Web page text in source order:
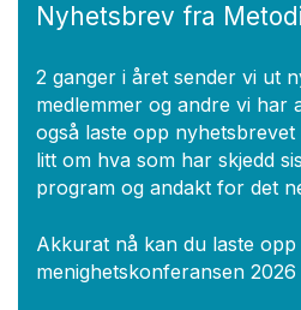
Nyhetsbrev fra
2 ganger i året sender vi ut
medlemmer og andre vi har
også laste opp nyhetsbrevet
litt om hva som har skjedd
program og andakt for det
Akkurat nå kan du laste
menighetskonferansen 2026